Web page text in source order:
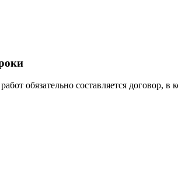
обязательно составляется договор,